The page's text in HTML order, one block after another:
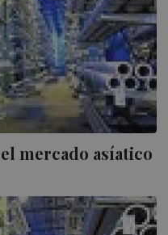
mercado asíatico